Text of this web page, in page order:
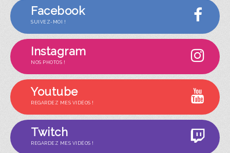
Facebook
SUIVEZ-MOI !
Instagram
NOS PHOTOS !
Youtube
REGARDEZ MES VIDÉOS !
Twitch
REGARDEZ MES VIDÉOS !